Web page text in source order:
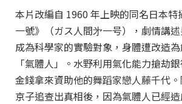
本片改編自 1960 年上映的同名日本特
一號》（ガス人間㐧一号），劇情講
成為科學家的實驗對象，身體遭改造
「氣體人」。水野利用氣化能力搶劫
金錢拿來資助他的舞蹈家戀人藤千代
京子追查出真相後，因為氣體人已經